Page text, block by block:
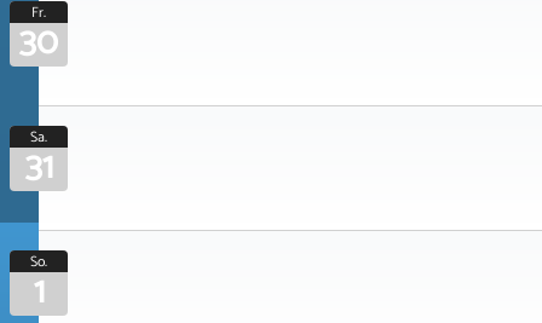
Fr.
30
Sa.
31
So.
1